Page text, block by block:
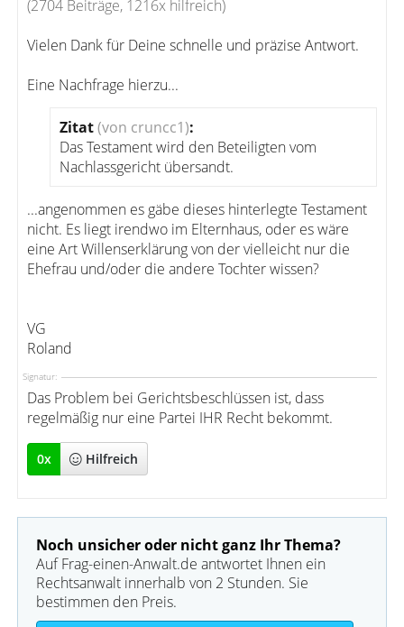
(2704 Beiträge, 1216x hilfreich)
Vielen Dank für Deine schnelle und präzise Antwort.
Eine Nachfrage hierzu...
Zitat(von cruncc1):
Das Testament wird den Beteiligten vom
Nachlassgericht übersandt.
...angenommen es gäbe dieses hinterlegte Testament
nicht. Es liegt irendwo im Elternhaus, oder es wäre
eine Art Willenserklärung von der vielleicht nur die
Ehefrau und/oder die andere Tochter wissen?
VG
Roland
Signatur:
Das Problem bei Gerichtsbeschlüssen ist, dass
regelmäßig nur eine Partei IHR Recht bekommt.
0x Hilfreich
Noch unsicher oder nicht ganz Ihr Thema?
Auf Frag-einen-Anwalt.de antwortet Ihnen ein
Rechtsanwalt innerhalb von 2 Stunden. Sie
bestimmen den Preis.